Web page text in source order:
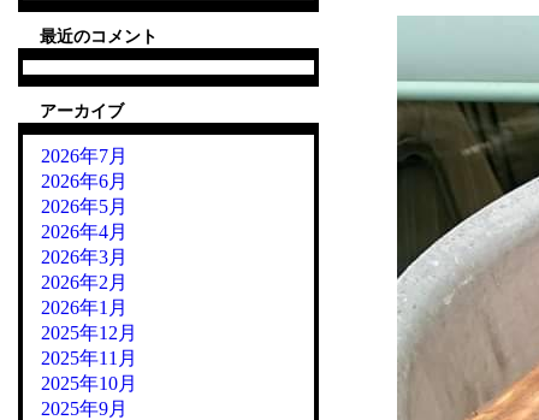
最近のコメント
アーカイブ
2026年7月
2026年6月
2026年5月
2026年4月
2026年3月
2026年2月
2026年1月
2025年12月
2025年11月
2025年10月
2025年9月